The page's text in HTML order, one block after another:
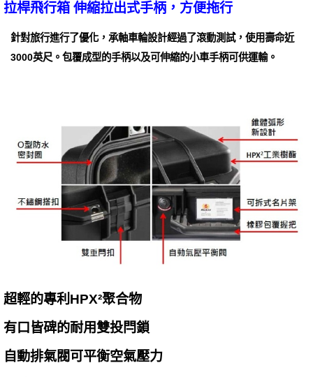
拉桿飛行箱 伸縮拉出式手柄，方便拖行
針對旅行進行了優化，承軸車輪設計經過了滾動測試，使用壽命近
3000英尺。包覆成型的手柄以及可伸縮的小車手柄可供運輸。
超輕的專利HPX²聚合物
有口皆碑的耐用雙投閂鎖
自動排氣閥可平衡空氣壓力